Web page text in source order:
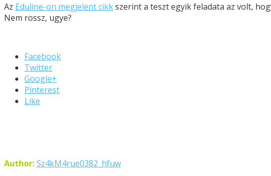
Az Eduline-on megjelent cikkszerint a teszt egyik feladata az volt,
Nem rossz, ugye?
Facebook
Twitter
Google+
Pinterest
Like
Author:Sz4kM4rue0382_hfuw